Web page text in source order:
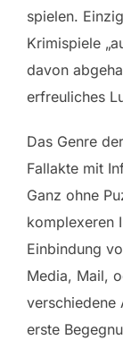
spielen.
Krimispiele
davon
erfreuliches
Das Genre
Fallakte mit
Ganz ohne
komplexeren
Einbindung
Media, Mail,
verschiedene
erste